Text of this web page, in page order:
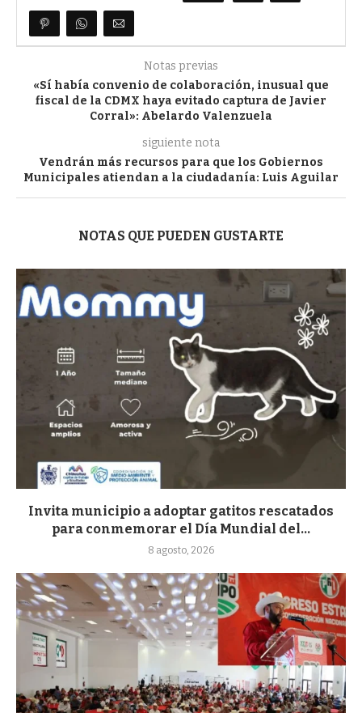
Notas previas
«Sí había convenio de colaboración, inusual que
fiscal de la CDMX haya evitado captura de Javier
Corral»: Abelardo Valenzuela
siguiente nota
Vendrán más recursos para que los Gobiernos
Municipales atiendan a la ciudadanía: Luis Aguilar
NOTAS QUE PUEDEN GUSTARTE
Invita municipio a adoptar gatitos rescatados
para conmemorar el Día Mundial del...
8 agosto, 2026